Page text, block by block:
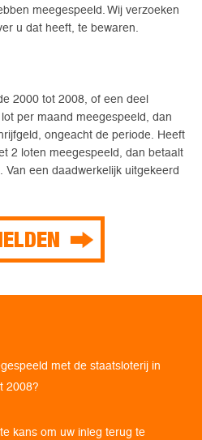
meegespeeld. Wij verzoeken
u dat heeft, te bewaren.
2000 tot 2008, of een deel
per maand meegespeeld, dan
ongeacht de periode. Heeft
2 loten meegespeeld, dan betaalt
een daadwerkelijk uitgekeerd
met de staatsloterij in
2008?
kans om uw inleg terug te